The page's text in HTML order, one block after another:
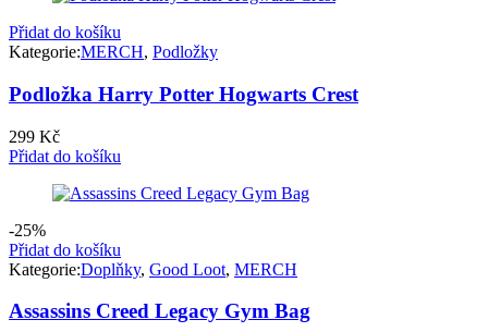
Přidat do košíku
Kategorie:MERCH, Podložky
Podložka Harry Potter Hogwarts Crest
299 Kč
Přidat do košíku
-25%
Přidat do košíku
Kategorie:Doplňky, Good Loot, MERCH
Assassins Creed Legacy Gym Bag